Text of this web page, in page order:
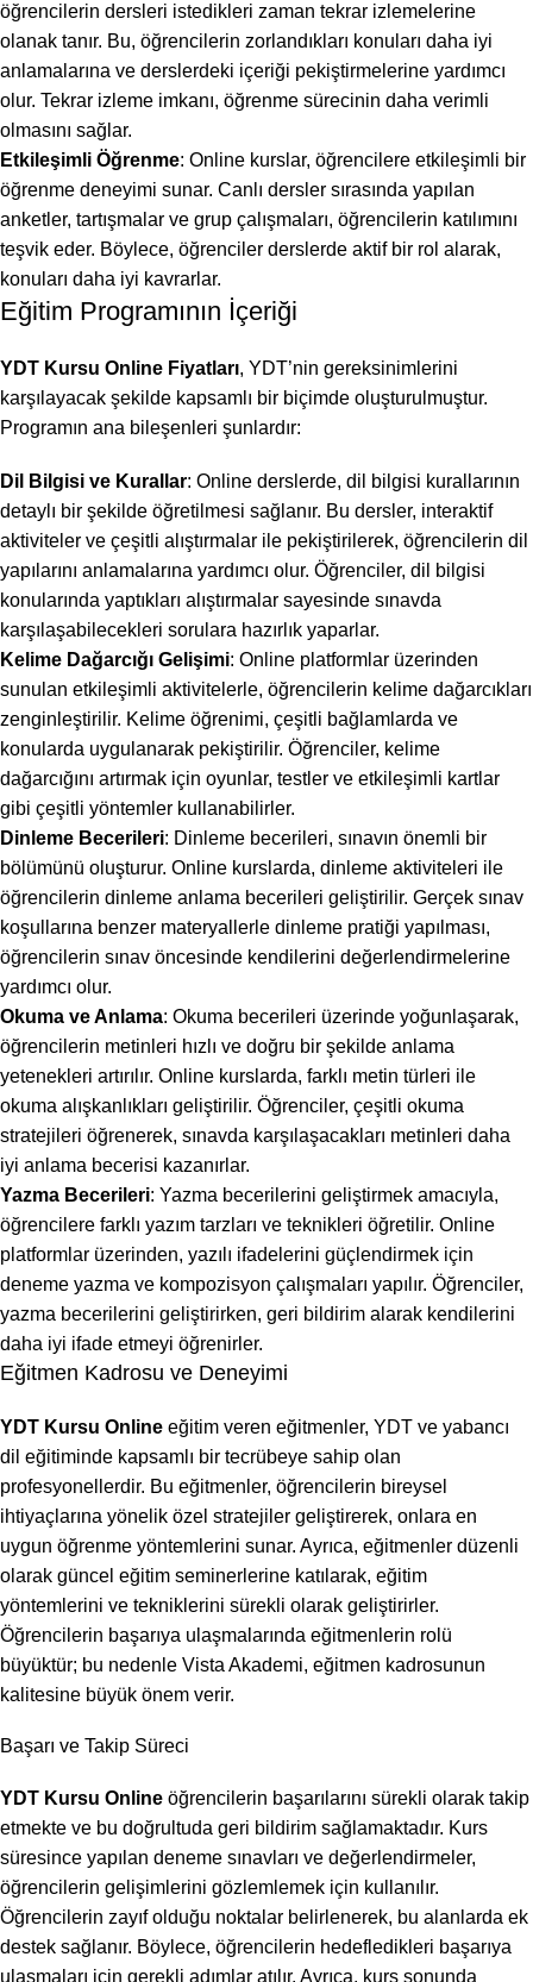
öğrencilerin dersleri istedikleri zaman tekrar izlemelerine
olanak tanır. Bu, öğrencilerin zorlandıkları konuları daha iyi
anlamalarına ve derslerdeki içeriği pekiştirmelerine yardımcı
olur. Tekrar izleme imkanı, öğrenme sürecinin daha verimli
olmasını sağlar.
Etkileşimli Öğrenme: Online kurslar, öğrencilere etkileşimli bir
öğrenme deneyimi sunar. Canlı dersler sırasında yapılan
anketler, tartışmalar ve grup çalışmaları, öğrencilerin katılımını
teşvik eder. Böylece, öğrenciler derslerde aktif bir rol alarak,
konuları daha iyi kavrarlar.
Eğitim Programının İçeriği
YDT Kursu Online Fiyatları, YDT’nin gereksinimlerini
karşılayacak şekilde kapsamlı bir biçimde oluşturulmuştur.
Programın ana bileşenleri şunlardır:
Dil Bilgisi ve Kurallar: Online derslerde, dil bilgisi kurallarının
detaylı bir şekilde öğretilmesi sağlanır. Bu dersler, interaktif
aktiviteler ve çeşitli alıştırmalar ile pekiştirilerek, öğrencilerin dil
yapılarını anlamalarına yardımcı olur. Öğrenciler, dil bilgisi
konularında yaptıkları alıştırmalar sayesinde sınavda
karşılaşabilecekleri sorulara hazırlık yaparlar.
Kelime Dağarcığı Gelişimi: Online platformlar üzerinden
sunulan etkileşimli aktivitelerle, öğrencilerin kelime dağarcıkları
zenginleştirilir. Kelime öğrenimi, çeşitli bağlamlarda ve
konularda uygulanarak pekiştirilir. Öğrenciler, kelime
dağarcığını artırmak için oyunlar, testler ve etkileşimli kartlar
gibi çeşitli yöntemler kullanabilirler.
Dinleme Becerileri: Dinleme becerileri, sınavın önemli bir
bölümünü oluşturur. Online kurslarda, dinleme aktiviteleri ile
öğrencilerin dinleme anlama becerileri geliştirilir. Gerçek sınav
koşullarına benzer materyallerle dinleme pratiği yapılması,
öğrencilerin sınav öncesinde kendilerini değerlendirmelerine
yardımcı olur.
Okuma ve Anlama: Okuma becerileri üzerinde yoğunlaşarak,
öğrencilerin metinleri hızlı ve doğru bir şekilde anlama
yetenekleri artırılır. Online kurslarda, farklı metin türleri ile
okuma alışkanlıkları geliştirilir. Öğrenciler, çeşitli okuma
stratejileri öğrenerek, sınavda karşılaşacakları metinleri daha
iyi anlama becerisi kazanırlar.
Yazma Becerileri: Yazma becerilerini geliştirmek amacıyla,
öğrencilere farklı yazım tarzları ve teknikleri öğretilir. Online
platformlar üzerinden, yazılı ifadelerini güçlendirmek için
deneme yazma ve kompozisyon çalışmaları yapılır. Öğrenciler,
yazma becerilerini geliştirirken, geri bildirim alarak kendilerini
daha iyi ifade etmeyi öğrenirler.
Eğitmen Kadrosu ve Deneyimi
YDT Kursu Online eğitim veren eğitmenler, YDT ve yabancı
dil eğitiminde kapsamlı bir tecrübeye sahip olan
profesyonellerdir. Bu eğitmenler, öğrencilerin bireysel
ihtiyaçlarına yönelik özel stratejiler geliştirerek, onlara en
uygun öğrenme yöntemlerini sunar. Ayrıca, eğitmenler düzenli
olarak güncel eğitim seminerlerine katılarak, eğitim
yöntemlerini ve tekniklerini sürekli olarak geliştirirler.
Öğrencilerin başarıya ulaşmalarında eğitmenlerin rolü
büyüktür; bu nedenle Vista Akademi, eğitmen kadrosunun
kalitesine büyük önem verir.
Başarı ve Takip Süreci
YDT Kursu Online öğrencilerin başarılarını sürekli olarak takip
etmekte ve bu doğrultuda geri bildirim sağlamaktadır. Kurs
süresince yapılan deneme sınavları ve değerlendirmeler,
öğrencilerin gelişimlerini gözlemlemek için kullanılır.
Öğrencilerin zayıf olduğu noktalar belirlenerek, bu alanlarda ek
destek sağlanır. Böylece, öğrencilerin hedefledikleri başarıya
ulaşmaları için gerekli adımlar atılır. Ayrıca, kurs sonunda